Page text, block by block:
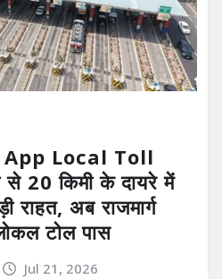
Local Toll
से 20 किमी के दायरे में
राहत, अब राजमार्ग
टोल पास
Jul 21, 2026